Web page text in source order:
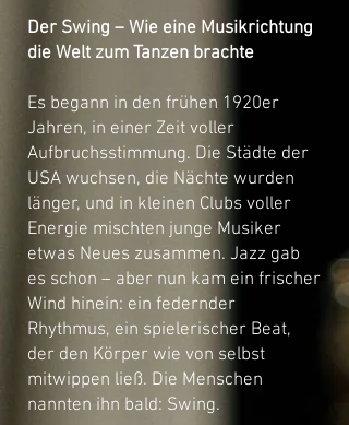
Der Swing – Wie eine Musikrichtung
die Welt zum Tanzen brachte
Es begann in den frühen 1920er
Jahren, in einer Zeit voller
Aufbruchsstimmung. Die Städte der
USA wuchsen, die Nächte wurden
länger, und in kleinen Clubs voller
Energie mischten junge Musiker
etwas Neues zusammen. Jazz gab
es schon – aber nun kam ein frischer
Wind hinein: ein federnder
Rhythmus, ein spielerischer Beat,
der den Körper wie von selbst
mitwippen ließ. Die Menschen
nannten ihn bald: Swing.